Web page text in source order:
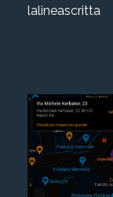
lalineascritta